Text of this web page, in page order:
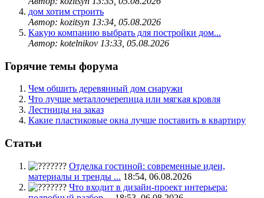
дом хотим строить
Автор: kozitsyn 13:34, 05.08.2026
Какую компанию выбрать для постройки дом...
Автор: kotelnikov 13:33, 05.08.2026
Горячие темы форума
Чем обшить деревянный дом снаружи
Что лучше металлочерепица или мягкая кровля
Лестницы на заказ
Какие пластиковые окна лучше поставить в квартиру
Статьи
Отделка гостиной: современные идеи,
материалы и тренды ... 18:54, 06.08.2026
Что входит в дизайн-проект интерьера: